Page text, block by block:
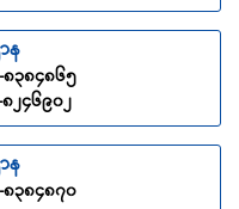
န
၈၃၈၄၈၆၅
၂၄၆၉၀၂
န
၈၃၈၄၈၇၀